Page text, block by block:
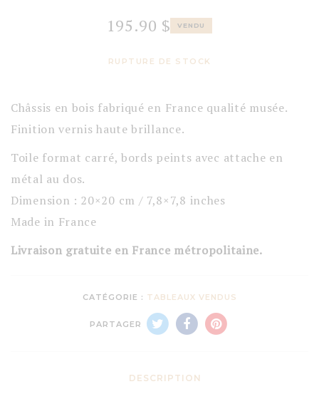
195.90 $ VENDU
RUPTURE DE STOCK
Châssis en bois fabriqué en France qualité musée.
Finition vernis haute brillance.
Toile format carré, bords peints avec attache en
métal au dos.
Dimension : 20×20 cm / 7,8×7,8 inches
Made in France
Livraison gratuite en France métropolitaine.
CATÉGORIE : TABLEAUX VENDUS
PARTAGER
DESCRIPTION